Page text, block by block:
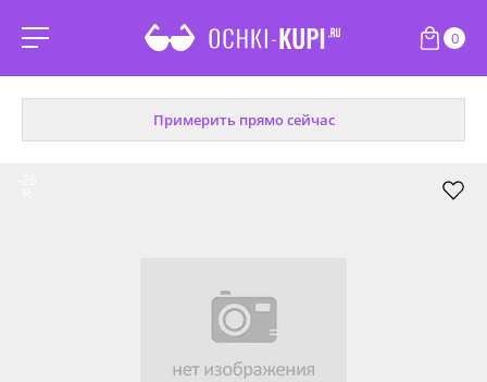
0
Примерить прямо сейчас